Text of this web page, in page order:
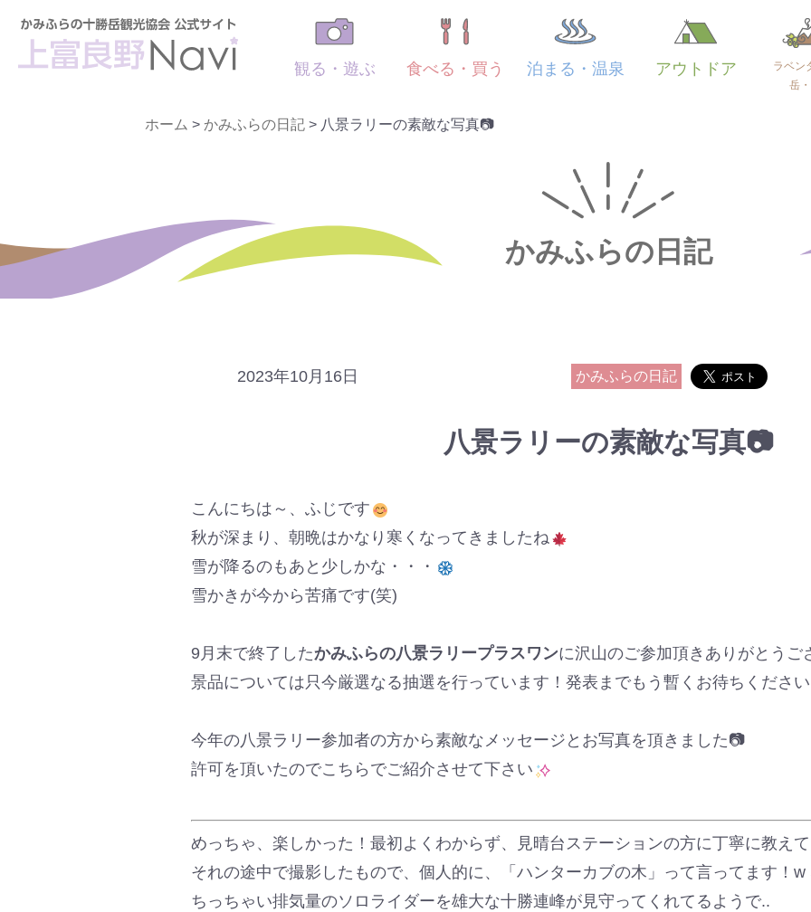
観る・遊ぶ 食べる・買う 泊まる・温泉 アウトドア
ラベン
岳
ホーム > かみふらの日記 > 八景ラリーの素敵な写真📷
かみふらの日記
2023年10月16日 かみふらの日記
八景ラリーの素敵な写真📷
こんにちは～、ふじです
秋が深まり、朝晩はかなり寒くなってきましたね
雪が降るのもあと少しかな・・・
雪かきが今から苦痛です(笑)
9月末で終了したかみふらの八景ラリープラスワンに沢山のご参加頂きありがとうご
景品については只今厳選なる抽選を行っています！発表までもう暫くお待ちください
今年の八景ラリー参加者の方から素敵なメッセージとお写真を頂きました📷
許可を頂いたのでこちらでご紹介させて下さい
めっちゃ、楽しかった！最初よくわからず、見晴台ステーションの方に丁寧に教え
それの途中で撮影したもので、個人的に、「ハンターカブの木」って言ってます！
ちっちゃい排気量のソロライダーを雄大な十勝連峰が見守ってくれてるようで..